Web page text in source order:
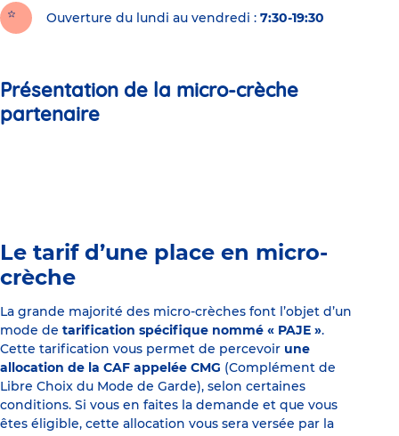
Ouverture du lundi au vendredi : 7:30-19:30
Présentation de la micro-crèche
partenaire
Le tarif d’une place en micro-
crèche
La grande majorité des micro-crèches font l’objet d’un
mode de tarification spécifique nommé « PAJE ».
Cette tarification vous permet de percevoir une
allocation de la CAF appelée CMG (Complément de
Libre Choix du Mode de Garde), selon certaines
conditions. Si vous en faites la demande et que vous
êtes éligible, cette allocation vous sera versée par la